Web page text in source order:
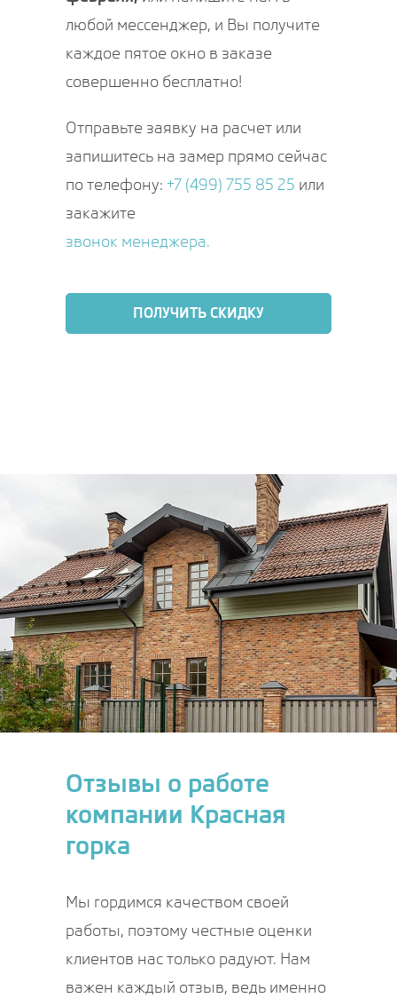
любой мессенджер, и Вы получите
каждое пятое окно в заказе
совершенно бесплатно!
Отправьте заявку на расчет или
запишитесь на замер прямо сейчас
по телефону: +7 (499) 755 85 25 или
закажите
звонок менеджера.
ПОЛУЧИТЬ СКИДКУ
Отзывы о работе
компании Красная
горка
Мы гордимся качеством своей
работы, поэтому честные оценки
клиентов нас только радуют. Нам
важен каждый отзыв, ведь именно